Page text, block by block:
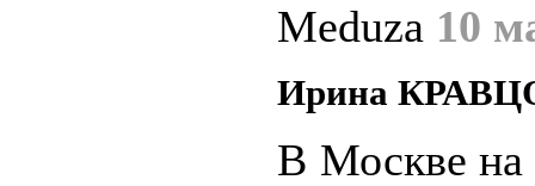
Meduza 10
Ирина
В Москве на